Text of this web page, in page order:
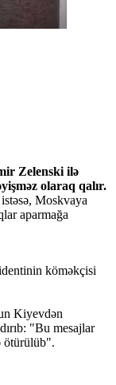
Zelenski ilə
olaraq qalır.
Moskvaya
aparmağa
köməkçisi
Kiyevdən
"Bu mesajlar
ötürülüb".